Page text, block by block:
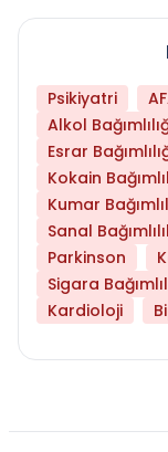
Psikiyatri
Alkol
Esrar
Kokain
Kumar
Sanal
Parkinson
Sigara
Kardioloji